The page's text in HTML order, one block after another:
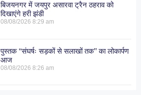
बिजयनगर में जयपुर असारवा ट्रैन ठहराव को
दिखाएंगे हरी झंडी
08/08/20268:29 am
पुस्तक ‘‘संघर्षः सड़कों से सलाखों तक’’ का लोकार्पण
आज
08/08/20268:26 am